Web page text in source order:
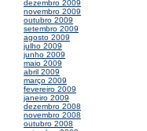
dezembro 2009
novembro 2009
outubro 2009
setembro 2009
agosto 2009
julho 2009
junho 2009
maio 2009
abril 2009
março 2009
fevereiro 2009
janeiro 2009
dezembro 2008
novembro 2008
outubro 2008